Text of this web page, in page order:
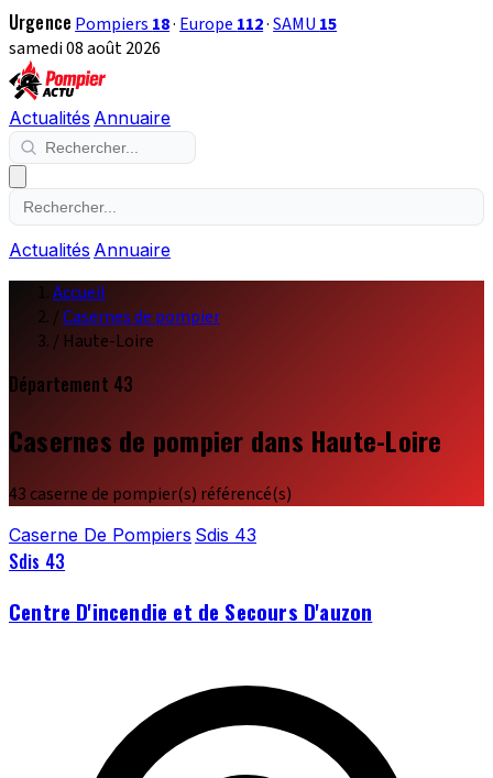
Urgence Pompiers 18· Europe 112·SAMU 15
samedi 08 août 2026
Actualités Annuaire
Actualités Annuaire
Accueil
/Casernes de pompier
/ Haute-Loire
Département 43
Casernes de pompier dans Haute-Loire
43 caserne de pompier(s) référencé(s)
Caserne De Pompiers Sdis 43
Sdis 43
Centre D'incendie et de Secours D'auzon